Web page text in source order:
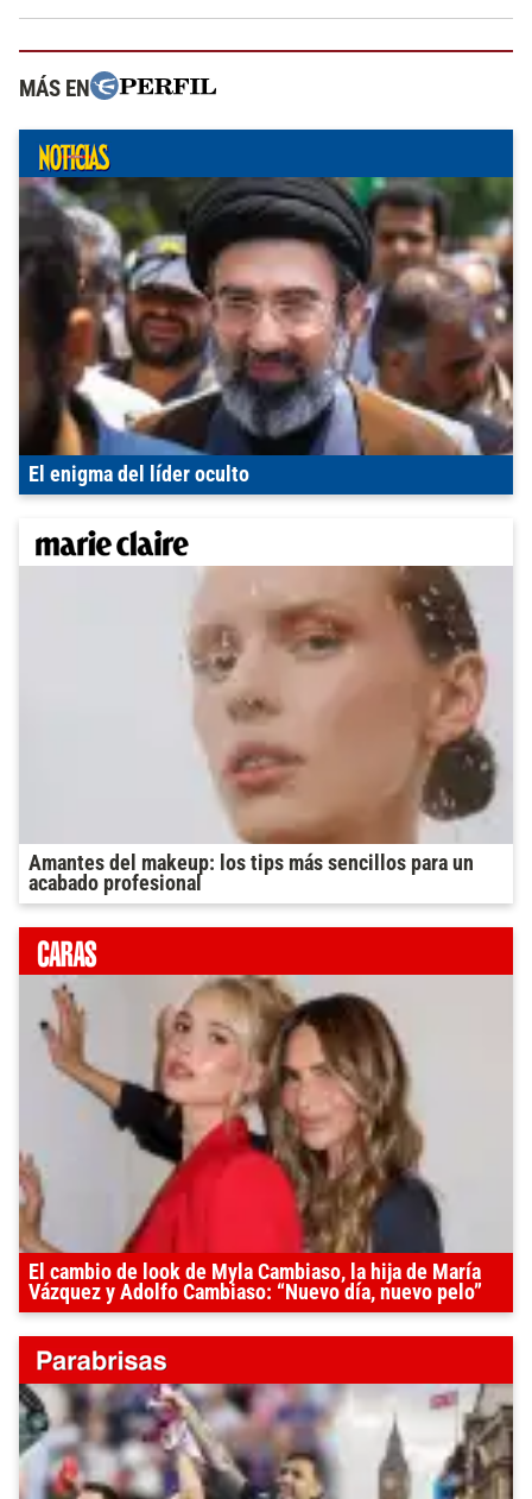
MÁS EN
El enigma del líder oculto
Amantes del makeup: los tips más sencillos para un
acabado profesional
El cambio de look de Myla Cambiaso, la hija de María
Vázquez y Adolfo Cambiaso: “Nuevo día, nuevo pelo”